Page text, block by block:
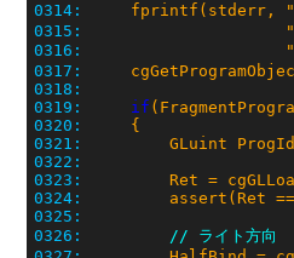
0314:
     fprintf(stderr, "
0315:
0316:
                     "
0317:
0318:
0319:
if
0320:
0321:
0322:
0323:
0324:
0325:
0326:
// ライト方向